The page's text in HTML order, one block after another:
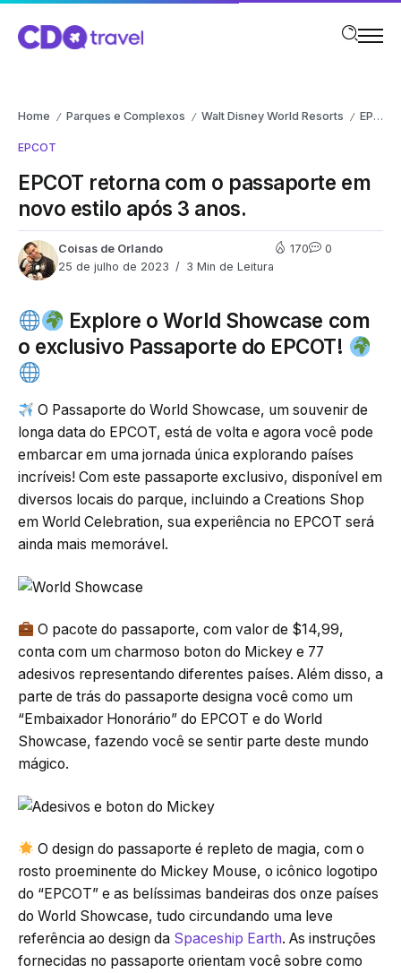
Home / Parques e Complexos / Walt Disney World Resorts / EPCOT
EPCOT
EPCOT retorna com o passaporte em
novo estilo após 3 anos.
Coisas de Orlando
25 de julho de 2023
3 Min de Leitura
170 0
Explore o World Showcase com
o exclusivo Passaporte do EPCOT!
O Passaporte do World Showcase, um souvenir de
longa data do EPCOT, está de volta e agora você pode
embarcar em uma jornada única explorando países
incríveis! Com este passaporte exclusivo, disponível em
diversos locais do parque, incluindo a Creations Shop
em World Celebration, sua experiência no EPCOT será
ainda mais memorável.
O pacote do passaporte, com valor de $14,99,
conta com um charmoso boton do Mickey e 77
adesivos representando diferentes países. Além disso, a
parte de trás do passaporte designa você como um
“Embaixador Honorário” do EPCOT e do World
Showcase, fazendo você se sentir parte deste mundo
mágico.
O design do passaporte é repleto de magia, com o
rosto proeminente do Mickey Mouse, o icônico logotipo
do “EPCOT” e as belíssimas bandeiras dos onze países
do World Showcase, tudo circundando uma leve
referência ao design da Spaceship Earth. As instruções
fornecidas no passaporte orientam você sobre como